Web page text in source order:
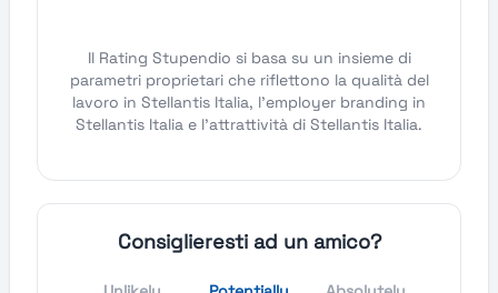
Il Rating Stupendio si basa su un insieme di
parametri proprietari che riflettono la qualità del
lavoro in Stellantis Italia, l'employer branding in
Stellantis Italia e l'attrattività di Stellantis Italia.
Consiglieresti ad un amico?